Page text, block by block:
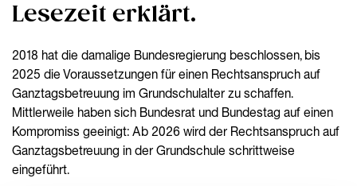
Lesezeit erklärt.
2018 hat die damalige Bundesregierung beschlossen, bis
2025 die Voraussetzungen für einen Rechtsanspruch auf
Ganztagsbetreuung im Grundschulalter zu schaffen.
Mittlerweile haben sich Bundesrat und Bundestag auf einen
Kompromiss geeinigt: Ab 2026 wird der Rechtsanspruch auf
Ganztagsbetreuung in der Grundschule schrittweise
eingeführt.